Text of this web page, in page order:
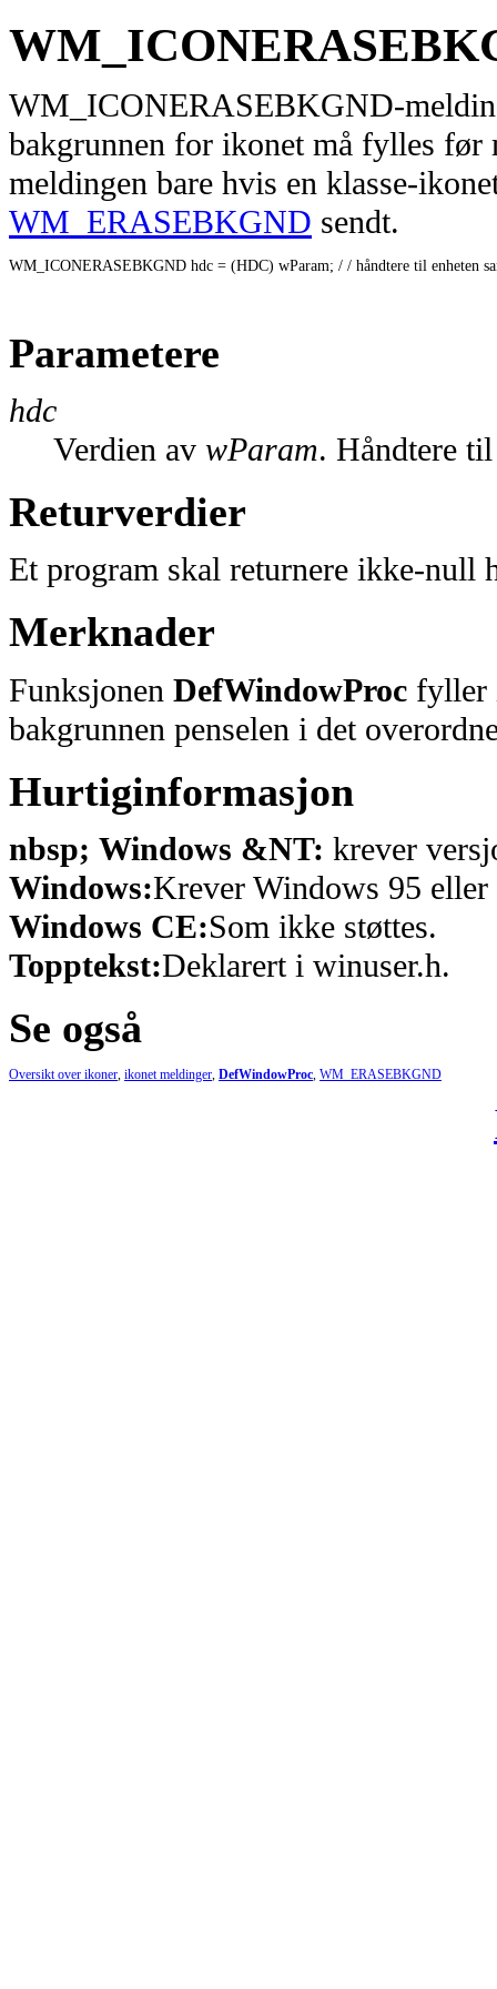
WM_ICONERASEBKGND-
bakgrunnen for ikonet må fylles før
meldingen bare hvis en klasse-
WM_ERASEBKGND sendt.
WM_ICONERASEBKGND hdc = (HDC) wParam; / / håndtere til enheten
Parametere
hdc
Verdien av wParam. Håndtere
Returverdier
Et program skal returnere ikke-null
Merknader
Funksjonen DefWindowProc fyller
bakgrunnen penselen i det
Hurtiginformasjon
nbsp; Windows &NT: krever
Windows:Krever Windows 95 eller
Windows CE:Som ikke støttes.
Topptekst:Deklarert i winuser.h.
Se også
Oversikt over ikoner, ikonet meldinger, DefWindowProc, WM_ERASEBKGND